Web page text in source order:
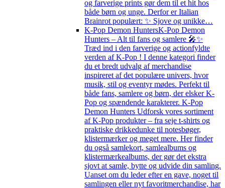
og farverige prints gør dem til et hit hos
både børn og unge. Derfor er Italian
Brainrot populært: ✨ Sjove og unikke…
K-Pop Demon HuntersK-Pop Demon
Hunters – Alt til fans og samlere 🎤✨
Træd ind i den farverige og actionfyldte
verden af K-Pop ! I denne kategori finder
du et bredt udvalg af merchandise
inspireret af det populære univers, hvor
musik, stil og eventyr mødes. Perfekt til
både fans, samlere og børn, der elsker K-
Pop og spændende karakterer. K-Pop
Demon Hunters Udforsk vores sortiment
af K-Pop produkter – fra seje t-shirts og
praktiske drikkedunke til notesbøger,
klistermærker og meget mere. Her finder
du også samlekort, samlealbums og
klistermærkealbums, der gør det ekstra
sjovt at samle, bytte og udvide din samling.
Uanset om du leder efter en gave, noget til
samlingen eller nyt favoritmerchandise, har